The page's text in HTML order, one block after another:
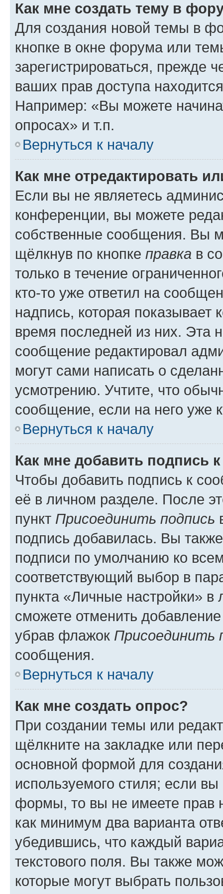
Как мне создать тему в
Для создания новой темы в
кнопке в окне форума или
зарегистрироваться, прежде
ваших прав доступа
Например: «Вы можете
опросах» и т.п.
Вернуться к началу
Как мне отредактировать
Если вы не являетесь
конференции, вы можете
собственные сообщения. Вы
щёлкнув по кнопке правка в
только в течение
кто-то уже ответил на
надпись, которая показывает
время последней из них. Эта
сообщение редактировал
могут сами написать о
усмотрению. Учтите, что
сообщение, если на него уже
Вернуться к началу
Как мне добавить подпись
Чтобы добавить подпись к
её в личном разделе. После
пункт Присоединить подпись
подпись добавилась. Вы
подписи по умолчанию ко
соответствующий выбор в
пункта «Личные настройки»
сможете отменить
убрав флажок Присоединить
сообщения.
Вернуться к началу
Как мне создать опрос?
При создании темы или
щёлкните на закладке или
основной формой для
используемого стиля; если
формы, то вы не имеете прав
как минимум два варианта
убедившись, что каждый
текстового поля. Вы также
которые могут выбрать